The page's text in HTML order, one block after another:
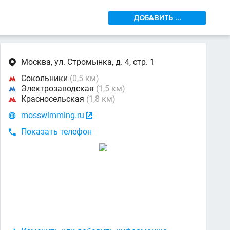
ДОБАВИТЬ ...
 Москва, ул. Стромынка, д. 4, стр. 1
 Сокольники (0,5 км)
 Электрозаводская (1,5 км)
 Красносельская (1,8 км)
 mosswimming.ru 

Показать телефон